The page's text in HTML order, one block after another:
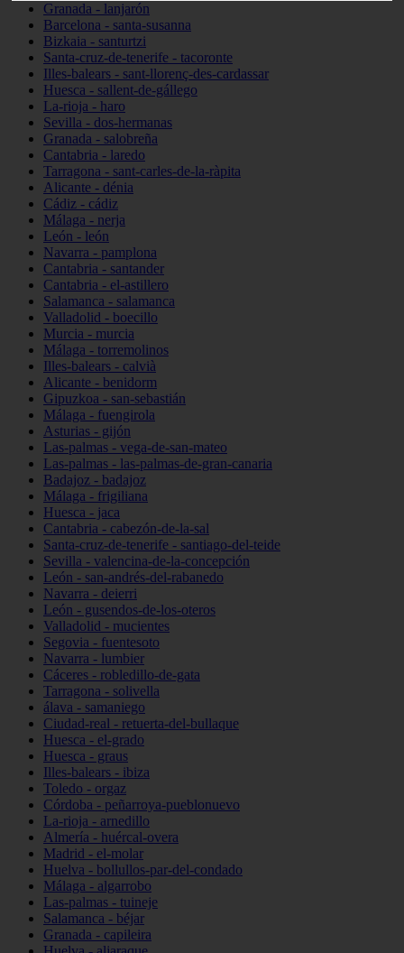
Granada - lanjarón
Barcelona - santa-susanna
Bizkaia - santurtzi
Santa-cruz-de-tenerife - tacoronte
Illes-balears - sant-llorenç-des-cardassar
Huesca - sallent-de-gállego
La-rioja - haro
Sevilla - dos-hermanas
Granada - salobreña
Cantabria - laredo
Tarragona - sant-carles-de-la-ràpita
Alicante - dénia
Cádiz - cádiz
Málaga - nerja
León - león
Navarra - pamplona
Cantabria - santander
Cantabria - el-astillero
Salamanca - salamanca
Valladolid - boecillo
Murcia - murcia
Málaga - torremolinos
Illes-balears - calvià
Alicante - benidorm
Gipuzkoa - san-sebastián
Málaga - fuengirola
Asturias - gijón
Las-palmas - vega-de-san-mateo
Las-palmas - las-palmas-de-gran-canaria
Badajoz - badajoz
Málaga - frigiliana
Huesca - jaca
Cantabria - cabezón-de-la-sal
Santa-cruz-de-tenerife - santiago-del-teide
Sevilla - valencina-de-la-concepción
León - san-andrés-del-rabanedo
Navarra - deierri
León - gusendos-de-los-oteros
Valladolid - mucientes
Segovia - fuentesoto
Navarra - lumbier
Cáceres - robledillo-de-gata
Tarragona - solivella
álava - samaniego
Ciudad-real - retuerta-del-bullaque
Huesca - el-grado
Huesca - graus
Illes-balears - ibiza
Toledo - orgaz
Córdoba - peñarroya-pueblonuevo
La-rioja - arnedillo
Almería - huércal-overa
Madrid - el-molar
Huelva - bollullos-par-del-condado
Málaga - algarrobo
Las-palmas - tuineje
Salamanca - béjar
Granada - capileira